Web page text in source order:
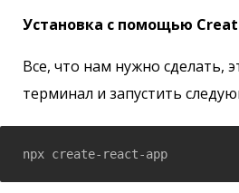
Установка с помощью
Все, что нам нужно сделать,
терминал и запустить
npx create-react-app